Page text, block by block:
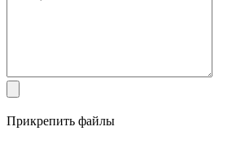
Прикрепить файлы